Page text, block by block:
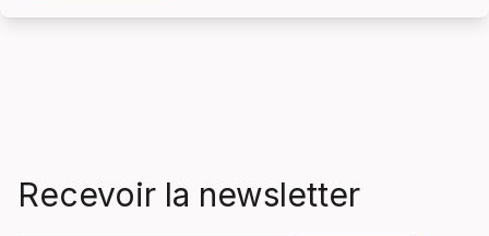
Recevoir la newsletter